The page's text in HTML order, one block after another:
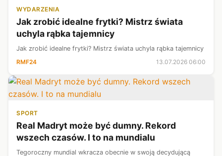
WYDARZENIA
Jak zrobić idealne frytki? Mistrz świata
uchyla rąbka tajemnicy
Jak zrobić idealne frytki? Mistrz świata uchyla rąbka tajemnicy
RMF24
13.07.2026 06:00
SPORT
Real Madryt może być dumny. Rekord
wszech czasów. I to na mundialu
Tegoroczny mundial wkracza obecnie w swoją decydującą